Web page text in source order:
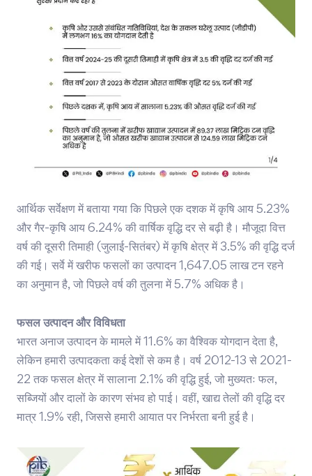
आर्थिक सर्वेक्षण में बताया गया कि पिछले एक दशक में कृषि आय 5.23%
और गैर-कृषि आय 6.24% की वार्षिक वृद्धि दर से बढ़ी है। मौजूदा वित्त
वर्ष की दूसरी तिमाही (जुलाई-सितंबर) में कृषि क्षेत्र में 3.5% की वृद्धि दर्ज
की गई। सर्वे में खरीफ फसलों का उत्पादन 1,647.05 लाख टन रहने
का अनुमान है, जो पिछले वर्ष की तुलना में 5.7% अधिक है।
फसल उत्पादन और विविधता
भारत अनाज उत्पादन के मामले में 11.6% का वैश्विक योगदान देता है,
लेकिन हमारी उत्पादकता कई देशों से कम है। वर्ष 2012-13 से 2021-
22 तक फसल क्षेत्र में सालाना 2.1% की वृद्धि हुई, जो मुख्यतः फल,
सब्जियों और दालों के कारण संभव हो पाई। वहीं, खाद्य तेलों की वृद्धि दर
मात्र 1.9% रही, जिससे हमारी आयात पर निर्भरता बनी हुई है।